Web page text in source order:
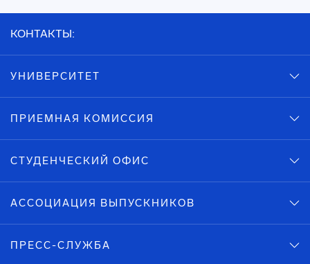
КОНТАКТЫ:
УНИВЕРСИТЕТ
ПРИЕМНАЯ КОМИССИЯ
СТУДЕНЧЕСКИЙ ОФИС
АССОЦИАЦИЯ ВЫПУСКНИКОВ
ПРЕСС-СЛУЖБА